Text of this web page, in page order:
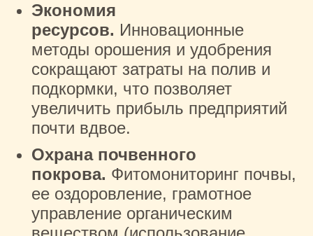
Экономия
ресурсов. Инновационные
методы орошения и удобрения
сокращают затраты на полив и
подкормки, что позволяет
увеличить прибыль предприятий
почти вдвое.
Охрана почвенного
покрова. Фитомониторинг почвы,
ее оздоровление, грамотное
управление органическим